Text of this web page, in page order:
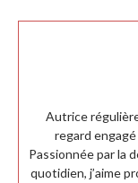
Autrice
regard
Passionnée par la
quotidien, j’aime